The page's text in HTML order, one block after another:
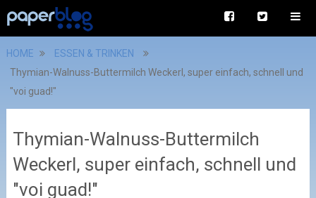
HOME
ESSEN & TRINKEN
Thymian-Walnuss-Buttermilch Weckerl, super einfach, schnell und
"voi guad!"
Thymian-Walnuss-Buttermilch
Weckerl, super einfach, schnell und
"voi guad!"